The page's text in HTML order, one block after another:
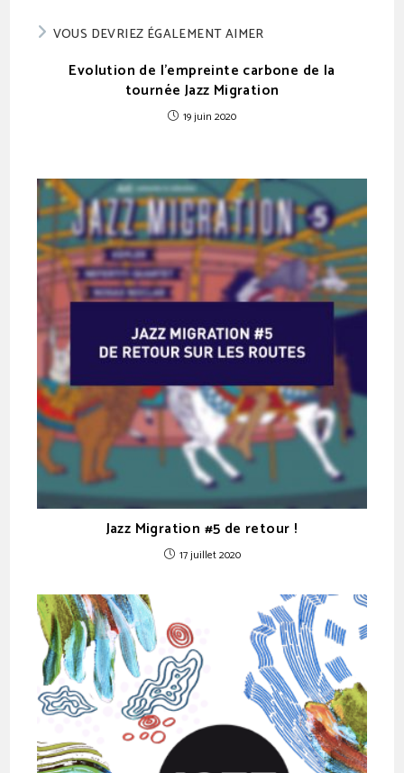
VOUS DEVRIEZ ÉGALEMENT AIMER
Evolution de l’empreinte carbone de la
tournée Jazz Migration
19 juin 2020
Jazz Migration #5 de retour !
17 juillet 2020